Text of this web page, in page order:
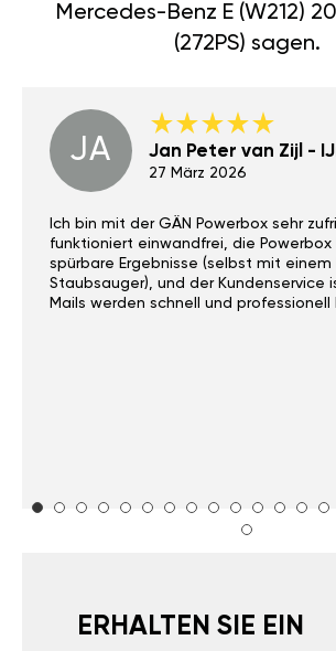
Mercedes-Benz E (W212)
(272PS) sagen.
JA Jan Peter van Zijl -
27 März 2026
Ich bin mit der GÄN Powerbox sehr
funktioniert einwandfrei, die Powerbox
spürbare Ergebnisse (selbst mit einem
Staubsauger), und der Kundenservice
Mails werden schnell und
ERHALTEN SIE EIN